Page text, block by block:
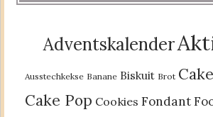
Adventskalender
Ausstechkekse Banane Biskuit Brot
Cake Pop Cookies Fondant